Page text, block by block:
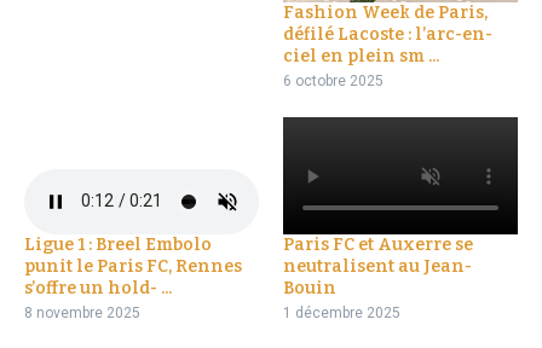
Fashion Week de Paris,
défilé Lacoste : l’arc-en-
ciel en plein sm ...
6 octobre 2025
Ligue 1 : Breel Embolo
punit le Paris FC, Rennes
s’offre un hold- ...
8 novembre 2025
Paris FC et Auxerre se
neutralisent au Jean-
Bouin
1 décembre 2025